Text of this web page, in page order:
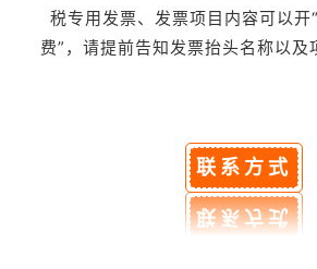
税专用发票、发票项目内容可以开
费”，请提前告知发票抬头名称以及
联系方式